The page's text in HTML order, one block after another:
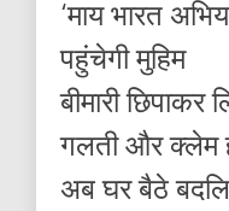
‘माय भारत
पहुंचेगी मुहिम
बीमारी
गलती और क्लेम
अब घर बैठे